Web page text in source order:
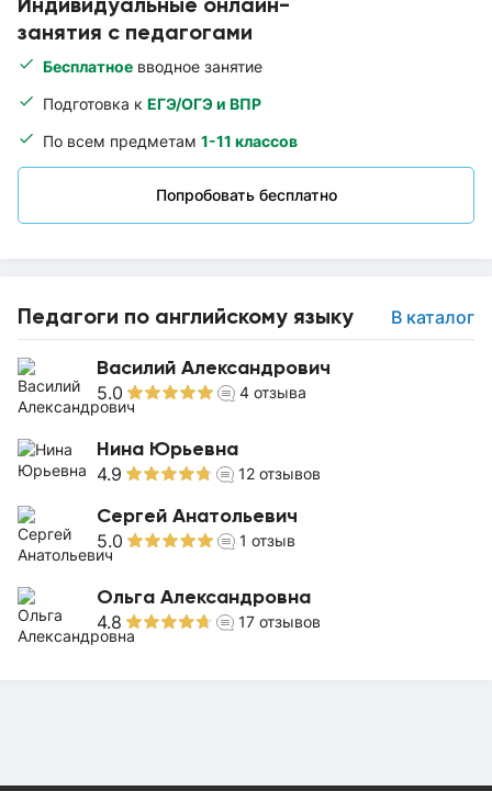
занятия с педагогами
Бесплатное вводное занятие
Подготовка к ЕГЭ/ОГЭ и ВПР
По всем предметам 1-11 классов
Попробовать бесплатно
Педагоги по английскому языку В каталог
Василий Александрович
5.0 4 отзыва
Нина Юрьевна
4.9 12 отзывов
Сергей Анатольевич
5.0 1 отзыв
Ольга Александровна
4.8 17 отзывов